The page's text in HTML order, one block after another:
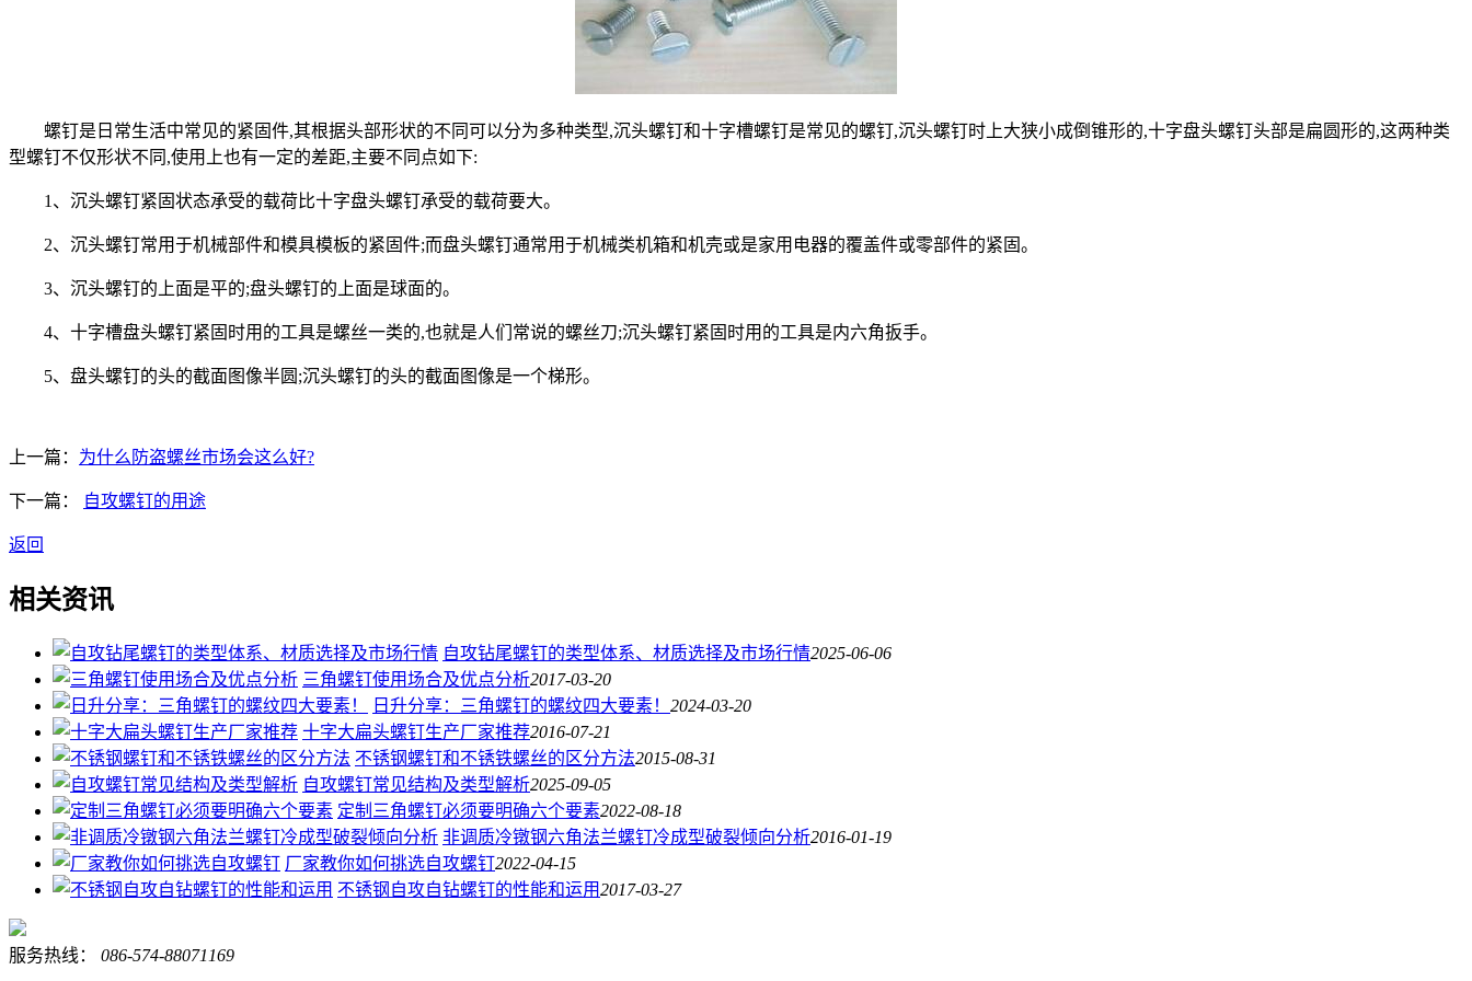
螺钉是日常生活中常见的紧固件,其根据头部形状的不同可以分为多种类型,沉头螺钉和十字槽螺钉是常见的螺钉,沉头螺钉时上大狭小成倒锥形的,十字盘头螺钉头部是扁圆形的,这两种类
型螺钉不仅形状不同,使用上也有一定的差距,主要不同点如下:
1、沉头螺钉紧固状态承受的载荷比十字盘头螺钉承受的载荷要大。
2、沉头螺钉常用于机械部件和模具模板的紧固件;而盘头螺钉通常用于机械类机箱和机壳或是家用电器的覆盖件或零部件的紧固。
3、沉头螺钉的上面是平的;盘头螺钉的上面是球面的。
4、十字槽盘头螺钉紧固时用的工具是螺丝一类的,也就是人们常说的螺丝刀;沉头螺钉紧固时用的工具是内六角扳手。
5、盘头螺钉的头的截面图像半圆;沉头螺钉的头的截面图像是一个梯形。
上一篇： 为什么防盗螺丝市场会这么好?
下一篇： 自攻螺钉的用途
返回
相关资讯
自攻钻尾螺钉的类型体系、材质选择及市场行情2025-06-06
三角螺钉使用场合及优点分析2017-03-20
日升分享：三角螺钉的螺纹四大要素！ 2024-03-20
十字大扁头螺钉生产厂家推荐2016-07-21
不锈钢螺钉和不锈铁螺丝的区分方法2015-08-31
自攻螺钉常见结构及类型解析2025-09-05
定制三角螺钉必须要明确六个要素2022-08-18
非调质冷镦钢六角法兰螺钉冷成型破裂倾向分析2016-01-19
厂家教你如何挑选自攻螺钉2022-04-15
不锈钢自攻自钻螺钉的性能和运用2017-03-27
服务热线： 086-574-88071169